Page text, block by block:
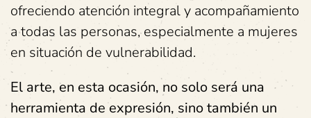
ofreciendo atención integral y acompañamiento
a todas las personas, especialmente a mujeres
en situación de vulnerabilidad.
El arte, en esta ocasión, no solo será una
herramienta de expresión, sino también un